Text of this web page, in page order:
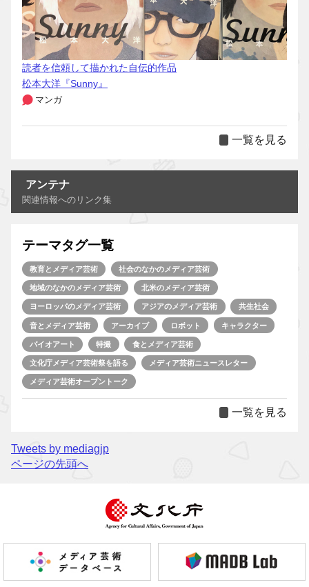
読者を信頼して描かれた自伝的作品
松本大洋『Sunny』
マンガ
一覧を見る
アンテナ
関連情報へのリンク集
テーマタグ一覧
教育とメディア芸術 社会のなかのメディア芸術
地域のなかのメディア芸術 北米のメディア芸術
ヨーロッパのメディア芸術 アジアのメディア芸術 共生社会
音とメディア芸術 アーカイブ ロボット キャラクター
バイオアート 特撮 食とメディア芸術
文化庁メディア芸術祭を語る メディア芸術ニュースレター
メディア芸術オープントーク
一覧を見る
Tweets by mediagjp
ページの先頭へ